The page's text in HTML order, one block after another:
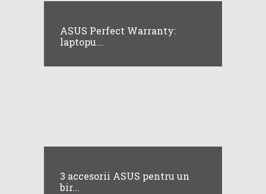
ASUS Perfect Warranty:
laptopu...
3 accesorii ASUS pentru un
bir...